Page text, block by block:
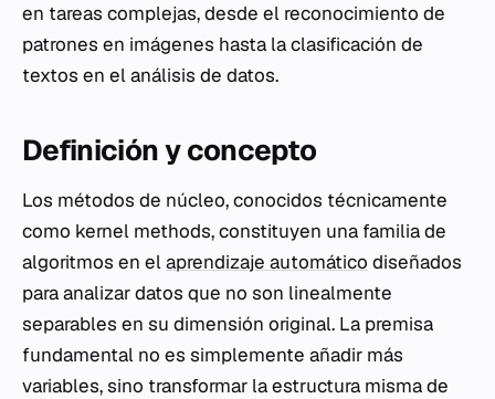
en tareas complejas, desde el reconocimiento de
patrones en imágenes hasta la clasificación de
textos en el análisis de datos.
Definición y concepto
Los métodos de núcleo, conocidos técnicamente
como kernel methods, constituyen una familia de
algoritmos en elaprendizaje automático diseñados
para analizar datos que no son linealmente
separables en su dimensión original. La premisa
fundamental no es simplemente añadir más
variables, sino transformar la estructura misma de